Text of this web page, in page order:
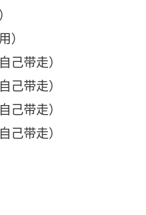
）
己带走）
己带走）
己带走）
己带走）